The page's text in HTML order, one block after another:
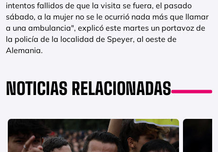
intentos fallidos de que la visita se fuera, el pasado
sábado, a la mujer no se le ocurrió nada más que llamar
a una ambulancia", explicó este martes un portavoz de
la policía de la localidad de Speyer, al oeste de
Alemania.
NOTICIAS RELACIONADAS